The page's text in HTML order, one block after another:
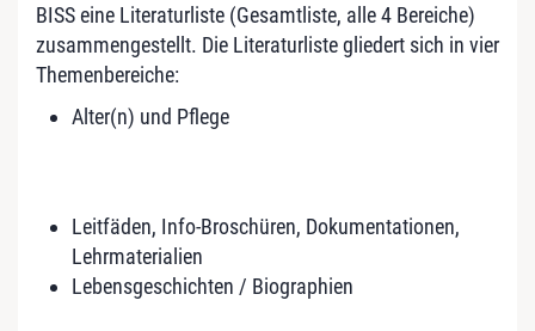
BISS eine Literaturliste (Gesamtliste, alle 4 Bereiche)
zusammengestellt. Die Literaturliste gliedert sich in vier
Themenbereiche:
Alter(n) und Pflege
Leitfäden, Info-Broschüren, Dokumentationen,
Lehrmaterialien
Lebensgeschichten / Biographien